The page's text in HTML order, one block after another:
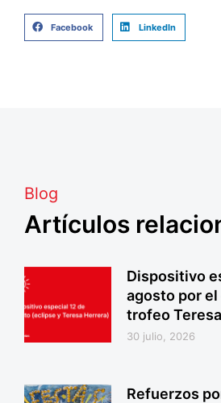
Facebook LinkedIn
Blog
Artículos
Dispositivo
agosto por
trofeo
30 julio, 2026
Refuerzos